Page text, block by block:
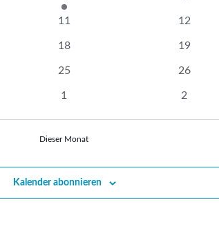
Veranstaltung
0
11
0
12
0
18
0
19
0
25
0
26
0
1
0
2
Dieser Monat
Kalender abonnieren